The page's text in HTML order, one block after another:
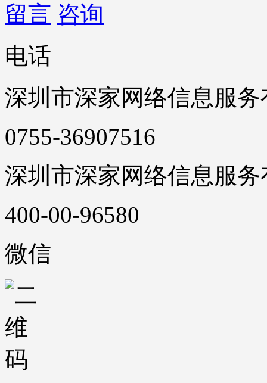
留言 咨询
电话
深圳市深家网络信息服
0755-36907516
深圳市深家网络信息服
400-00-96580
微信